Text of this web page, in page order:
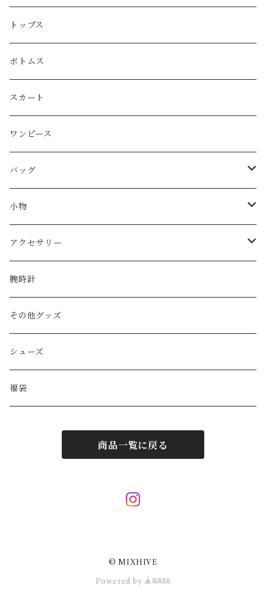
GUCCI
LOEWE
Christian Dior
CELINE
FENDI
miu miu
Martin Margiela
Yves Saint Laurent
GAULTIER
HYSTERIC GLAMOUR
BALENCIAGA
JIL SANDER
トップス
ボトムス
スカート
ワンピース
バッグ
ショルダーバッグ
ハンド/トートバッグ
リュック
その他バッグ
小物
帽子
ベルト
財布
キーケース
ポーチ
アクセサリー
ネックレス
ブレスレット
リング
その他アクセサリー
腕時計
その他グッズ
シューズ
福袋
商品一覧に戻る
© MIXHIVE
Powered by